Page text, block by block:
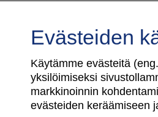
Tilaa uutiskirje
Evästeiden
Käytämme evästeitä
yksilöimiseksi
markkinoinnin
evästeiden keräämiseen